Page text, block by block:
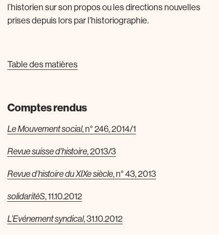
l’historien sur son propos ou les directions nouvelles
prises depuis lors par l’historiographie.
Table des matières
Comptes rendus
Le Mouvement social, n° 246, 2014/1
Revue suisse d’histoire, 2013/3
Revue d’histoire du XIXe siècle, n° 43, 2013
solidaritéS, 11.10.2012
L’Evénement syndical, 31.10.2012